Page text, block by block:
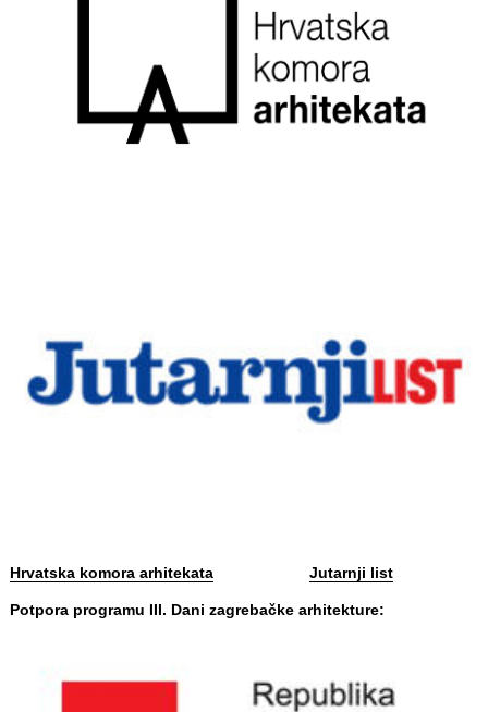
Hrvatska komora arhitekata Jutarnji list
Potpora programu III. Dani zagrebačke arhitekture: